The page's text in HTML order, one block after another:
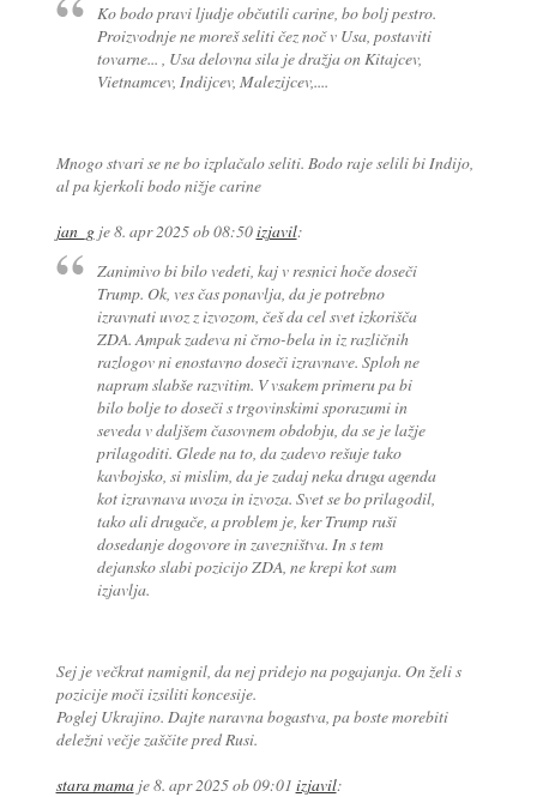
Ko bodo pravi ljudje občutili carine, bo bolj pestro.
Proizvodnje ne moreš seliti čez noč v Usa, postaviti
tovarne... , Usa delovna sila je dražja on Kitajcev,
Vietnamcev, Indijcev, Malezijcev,....
Mnogo stvari se ne bo izplačalo seliti. Bodo raje selili bi Indijo,
al pa kjerkoli bodo nižje carine
jan_gje8. apr 2025 ob 08:50izjavil:
Zanimivo bi bilo vedeti, kaj v resnici hoče doseči
Trump. Ok, ves čas ponavlja, da je potrebno
izravnati uvoz z izvozom, češ da cel svet izkorišča
ZDA. Ampak zadeva ni črno-bela in iz različnih
razlogov ni enostavno doseči izravnave. Sploh ne
napram slabše razvitim. V vsakem primeru pa bi
bilo bolje to doseči s trgovinskimi sporazumi in
seveda v daljšem časovnem obdobju, da se je lažje
prilagoditi. Glede na to, da zadevo rešuje tako
kavbojsko, si mislim, da je zadaj neka druga agenda
kot izravnava uvoza in izvoza. Svet se bo prilagodil,
tako ali drugače, a problem je, ker Trump ruši
dosedanje dogovore in zavezništva. In s tem
dejansko slabi pozicijo ZDA, ne krepi kot sam
izjavlja.
Sej je večkrat namignil, da nej pridejo na pogajanja. On želi s
pozicije moči izsiliti koncesije.
Poglej Ukrajino. Dajte naravna bogastva, pa boste morebiti
deležni večje zaščite pred Rusi.
stara mamaje8. apr 2025 ob 09:01 izjavil: